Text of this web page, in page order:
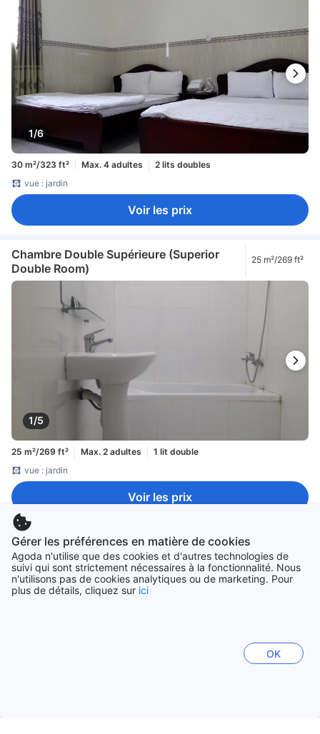
1/6
30 m²/323 ft² Max. 4 adultes
2 lits doubles
vue : jardin
Voir les prix
Chambre Double Supérieure (Superior
Double Room)
25 m²/269 ft²
1/5
25 m²/269 ft² Max. 2 adultes
1 lit double
vue : jardin
Voir les prix
Chambre Double (Double Room)
Appréciée par les couples
Gérer les préférences en matière de cookies
Agoda n'utilise que des cookies et d'autres technologies de
suivi qui sont strictement nécessaires à la fonctionnalité. Nous
n'utilisons pas de cookies analytiques ou de marketing. Pour
plus de détails, cliquez sur ici
OK